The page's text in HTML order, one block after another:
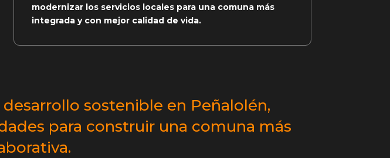
modernizar los servicios locales para una comuna más
integrada y con mejor calidad de vida.
sostenible en Peñalolén,
para construir una comuna más